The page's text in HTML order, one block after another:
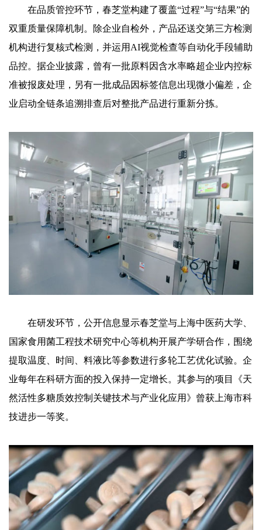
在品质管控环节，春芝堂构建了覆盖“过程”与“结果”的
双重质量保障机制。除企业自检外，产品还送交第三方检测
机构进行复核式检测，并运用AI视觉检查等自动化手段辅助
品控。据企业披露，曾有一批原料因含水率略超企业内控标
准被报废处理，另有一批成品因标签信息出现微小偏差，企
业启动全链条追溯排查后对整批产品进行重新分拣。
在研发环节，公开信息显示春芝堂与上海中医药大学、
国家食用菌工程技术研究中心等机构开展产学研合作，围绕
提取温度、时间、料液比等参数进行多轮工艺优化试验。企
业每年在科研方面的投入保持一定增长。其参与的项目《天
然活性多糖质效控制关键技术与产业化应用》曾获上海市科
技进步一等奖。